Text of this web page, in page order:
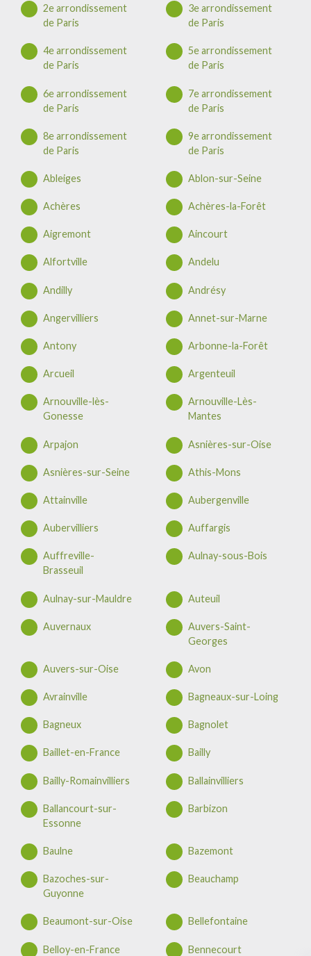
2e arrondissement
de Paris
3e arrondissement
de Paris
4e arrondissement
de Paris
5e arrondissement
de Paris
6e arrondissement
de Paris
7e arrondissement
de Paris
8e arrondissement
de Paris
9e arrondissement
de Paris
Ableiges Ablon-sur-Seine
Achères Achères-la-Forêt
Aigremont Aincourt
Alfortville Andelu
Andilly Andrésy
Angervilliers Annet-sur-Marne
Antony Arbonne-la-Forêt
Arcueil Argenteuil
Arnouville-lès-
Gonesse
Arnouville-Lès-
Mantes
Arpajon Asnières-sur-Oise
Asnières-sur-Seine Athis-Mons
Attainville Aubergenville
Aubervilliers Auffargis
Auffreville-
Brasseuil
Aulnay-sous-Bois
Aulnay-sur-Mauldre Auteuil
Auvernaux
Auvers-Saint-
Georges
Auvers-sur-Oise Avon
Avrainville Bagneaux-sur-Loing
Bagneux Bagnolet
Baillet-en-France Bailly
Bailly-Romainvilliers Ballainvilliers
Ballancourt-sur-
Essonne
Barbizon
Baulne Bazemont
Bazoches-sur-
Guyonne
Beauchamp
Beaumont-sur-Oise Bellefontaine
Belloy-en-France Bennecourt